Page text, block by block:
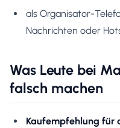
als Organisator-
Nachrichten oder
Was Leute bei
falsch machen
Kaufempfehlung für